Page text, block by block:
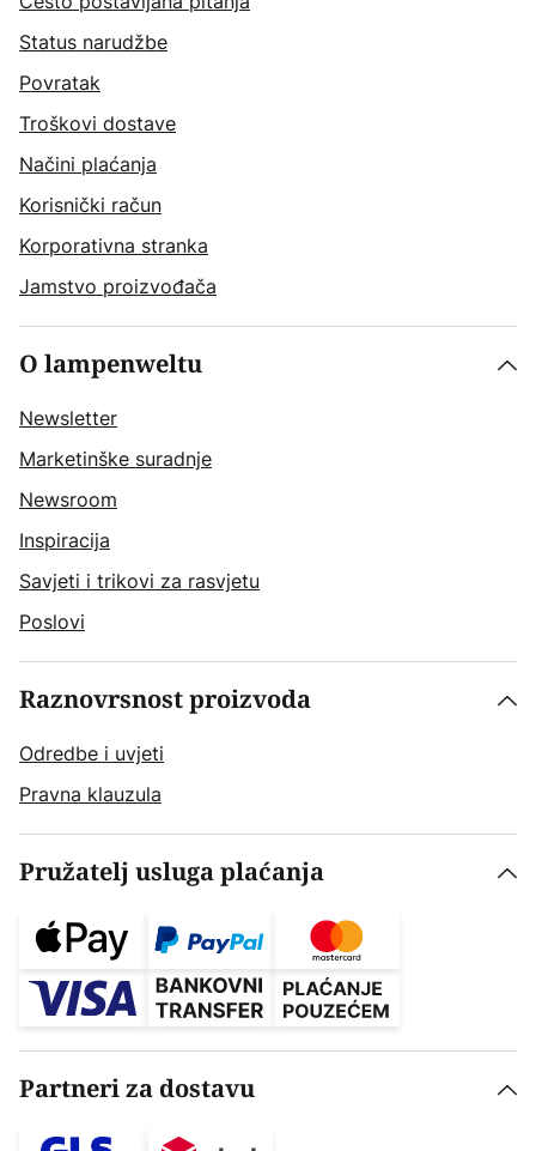
Status narudžbe
Povratak
Troškovi dostave
Načini plaćanja
Korisnički račun
Korporativna stranka
Jamstvo proizvođača
O lampenweltu
Newsletter
Marketinške suradnje
Newsroom
Inspiracija
Savjeti i trikovi za rasvjetu
Poslovi
Raznovrsnost proizvoda
Odredbe i uvjeti
Pravna klauzula
Pružatelj usluga plaćanja
Partneri za dostavu